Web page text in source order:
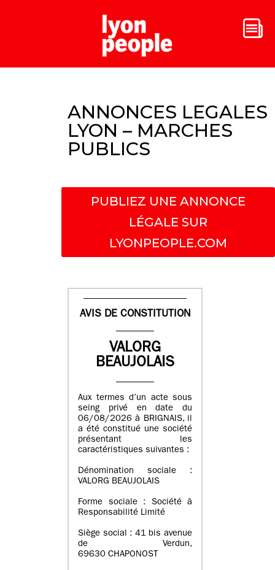
ANNONCES LEGALES
LYON – MARCHES
PUBLICS
PUBLIEZ UNE ANNONCE
LÉGALE SUR
LYONPEOPLE.COM
AVIS DE CONSTITUTION
VALORG
BEAUJOLAIS
Aux termes d’un acte sous
seing privé en date du
06/08/2026 à BRIGNAIS, il
a été constitué une société
présentant les
caractéristiques suivantes :
Dénomination sociale :
VALORG BEAUJOLAIS
Forme sociale : Société à
Responsabilité Limité
Siège social : 41 bis avenue
de Verdun,
69630 CHAPONOST